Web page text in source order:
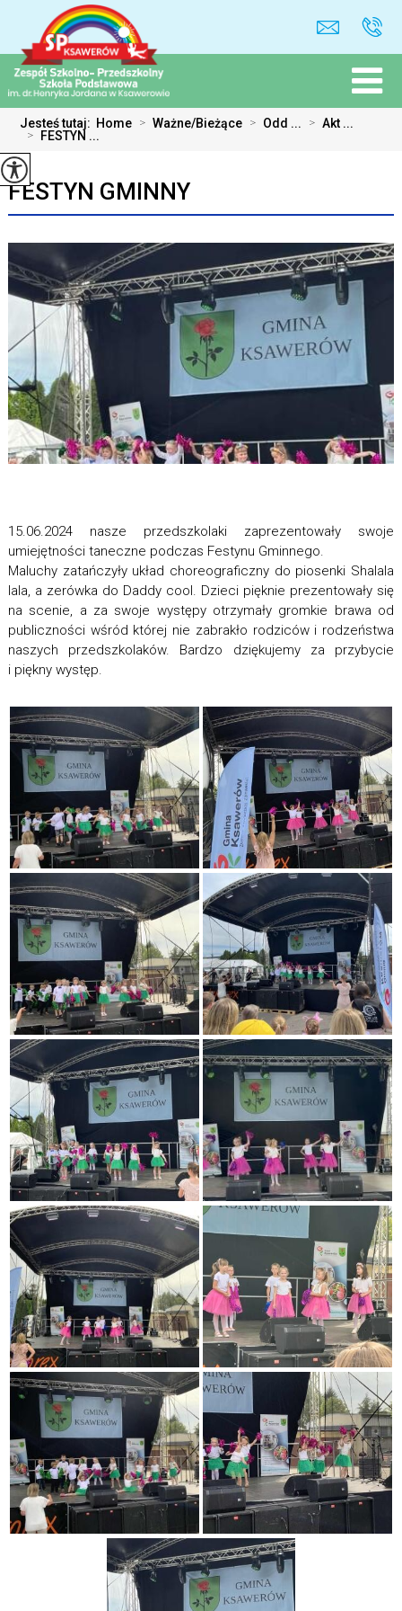
Jesteś tutaj: Home > Ważne/Bieżące > Odd ... > Akt ...
> FESTYN ...
FESTYN GMINNY
15.06.2024 nasze przedszkolaki zaprezentowały swoje
umiejętności taneczne podczas Festynu Gminnego.
Maluchy zatańczyły układ choreograficzny do piosenki Shalala
lala, a zerówka do Daddy cool. Dzieci pięknie prezentowały się
na scenie, a za swoje występy otrzymały gromkie brawa od
publiczności wśród której nie zabrakło rodziców i rodzeństwa
naszych przedszkolaków. Bardzo dziękujemy za przybycie
i piękny występ.